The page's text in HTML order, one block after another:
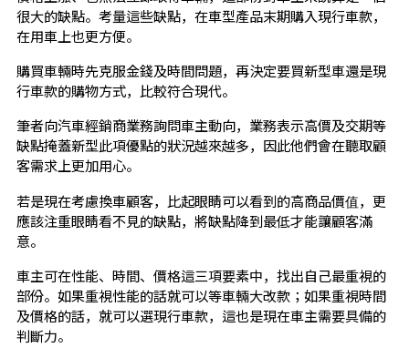
很大的缺點。考量這些缺點，在車型產品末期購入現行車款，
在用車上也更方便。
購買車輛時先克服金錢及時間問題，再決定要買新型車還是現
行車款的購物方式，比較符合現代。
筆者向汽車經銷商業務詢問車主動向，業務表示高價及交期等
缺點掩蓋新型此項優點的狀況越來越多，因此他們會在聽取顧
客需求上更加用心。
若是現在考慮換車顧客，比起眼睛可以看到的高商品價值，更
應該注重眼睛看不見的缺點，將缺點降到最低才能讓顧客滿
意。
車主可在性能、時間、價格這三項要素中，找出自己最重視的
部份。如果重視性能的話就可以等車輛大改款；如果重視時間
及價格的話，就可以選現行車款，這也是現在車主需要具備的
判斷力。